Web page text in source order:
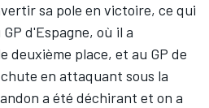
sa pole en victoire, ce qui
d'Espagne, où il a
deuxième place, et au GP de
en attaquant sous la
a été déchirant et on a